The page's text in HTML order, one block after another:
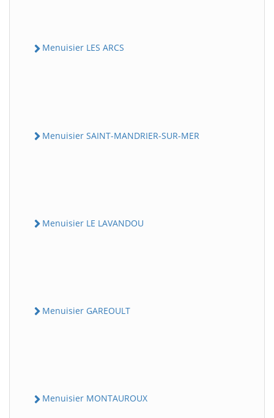
Menuisier LES ARCS
Menuisier SAINT-MANDRIER-SUR-MER
Menuisier LE LAVANDOU
Menuisier GAREOULT
Menuisier MONTAUROUX